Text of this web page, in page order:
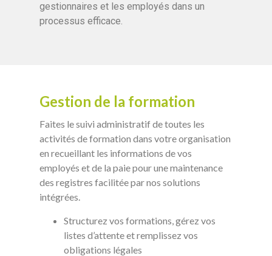
gestionnaires et les employés dans un
processus efficace.
Gestion de la formation
Faites le suivi administratif de toutes les
activités de formation dans votre organisation
en recueillant les informations de vos
employés et de la paie pour une maintenance
des registres facilitée par nos solutions
intégrées.
Structurez vos formations, gérez vos
listes d’attente et remplissez vos
obligations légales